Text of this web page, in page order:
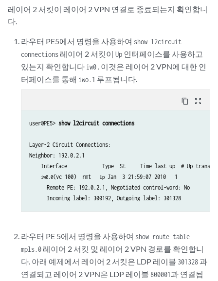
레이어 2 서킷이 레이어 2 VPN 연결로 종료되는지 확인합니
다.
라우터 PE5에서 명령을 사용하여 show l2circuit
connections 레이어 2 서킷이Up 인터페이스를 사용하고
있는지 확인합니다 iw0 . 이것은 레이어 2 VPN에 대한 인
터페이스를 통해 iwo.1 루프됩니다.
content_copy zoom_out_map
user@PE5> show l2circuit connections
Layer-2 Circuit Connections:
Neighbor: 192.0.2.1
    Interface            Type  St     Time last up  # Up trans
iw0.0(vc 100)  rmt Up Jan  3 21:59:07 2010   1
      Remote PE: 192.0.2.1, Negotiated control-word: No
라우터 PE 5에서 명령을 사용하여 show route table
mpls.0 레이어 2 서킷 및 레이어 2 VPN 경로를 확인합니
다. 아래 예제에서 레이어 2 서킷은 LDP 레이블 301328 과
연결되고 레이어 2 VPN은 LDP 레이블 800001과 연결됩